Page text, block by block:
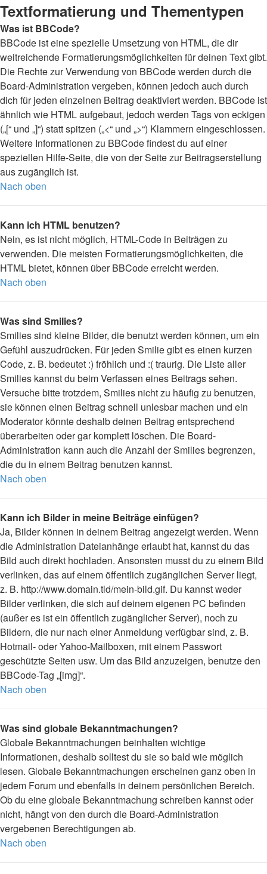
Textformatierung und Thementypen
Was ist BBCode?
BBCode ist eine spezielle Umsetzung von HTML, die dir
weitreichende Formatierungsmöglichkeiten für deinen Text gibt.
Die Rechte zur Verwendung von BBCode werden durch die
Board-Administration vergeben, können jedoch auch durch
dich für jeden einzelnen Beitrag deaktiviert werden. BBCode ist
ähnlich wie HTML aufgebaut, jedoch werden Tags von eckigen
(„[“ und „]“) statt spitzen („<“ und „>“) Klammern eingeschlossen.
Weitere Informationen zu BBCode findest du auf einer
speziellen Hilfe-Seite, die von der Seite zur Beitragserstellung
aus zugänglich ist.
Nach oben
Kann ich HTML benutzen?
Nein, es ist nicht möglich, HTML-Code in Beiträgen zu
verwenden. Die meisten Formatierungsmöglichkeiten, die
HTML bietet, können über BBCode erreicht werden.
Nach oben
Was sind Smilies?
Smilies sind kleine Bilder, die benutzt werden können, um ein
Gefühl auszudrücken. Für jeden Smilie gibt es einen kurzen
Code, z. B. bedeutet :) fröhlich und :( traurig. Die Liste aller
Smilies kannst du beim Verfassen eines Beitrags sehen.
Versuche bitte trotzdem, Smilies nicht zu häufig zu benutzen,
sie können einen Beitrag schnell unlesbar machen und ein
Moderator könnte deshalb deinen Beitrag entsprechend
überarbeiten oder gar komplett löschen. Die Board-
Administration kann auch die Anzahl der Smilies begrenzen,
die du in einem Beitrag benutzen kannst.
Nach oben
Kann ich Bilder in meine Beiträge einfügen?
Ja, Bilder können in deinem Beitrag angezeigt werden. Wenn
die Administration Dateianhänge erlaubt hat, kannst du das
Bild auch direkt hochladen. Ansonsten musst du zu einem Bild
verlinken, das auf einem öffentlich zugänglichen Server liegt,
z. B. http://www.domain.tld/mein-bild.gif. Du kannst weder
Bilder verlinken, die sich auf deinem eigenen PC befinden
(außer es ist ein öffentlich zugänglicher Server), noch zu
Bildern, die nur nach einer Anmeldung verfügbar sind, z. B.
Hotmail- oder Yahoo-Mailboxen, mit einem Passwort
geschützte Seiten usw. Um das Bild anzuzeigen, benutze den
BBCode-Tag „[img]“.
Nach oben
Was sind globale Bekanntmachungen?
Globale Bekanntmachungen beinhalten wichtige
Informationen, deshalb solltest du sie so bald wie möglich
lesen. Globale Bekanntmachungen erscheinen ganz oben in
jedem Forum und ebenfalls in deinem persönlichen Bereich.
Ob du eine globale Bekanntmachung schreiben kannst oder
nicht, hängt von den durch die Board-Administration
vergebenen Berechtigungen ab.
Nach oben